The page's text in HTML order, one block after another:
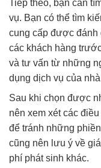
Tiếp theo, bạn cần
vụ. Bạn có thể tìm
cung cấp được đánh
các khách hàng
và tư vấn từ những
dụng dịch vụ của
Sau khi chọn được
nên xem xét các
để tránh những
cũng nên lưu ý về
phí phát sinh khác.